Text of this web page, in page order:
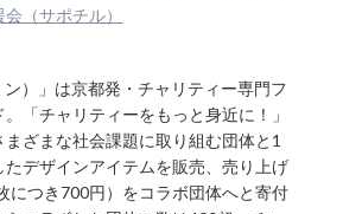
（サポチル）
ン）」は京都発・チャリティー専門フ
「チャリティーをもっと身近に！」
ざまな社会課題に取り組む団体と1
デザインアイテムを販売、売り上げ
につき700円）をコラボ団体へと寄付